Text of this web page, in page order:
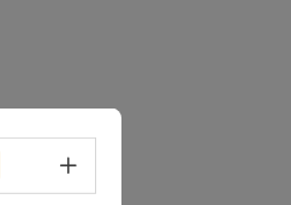
Sprachwahl - Menü öffnen